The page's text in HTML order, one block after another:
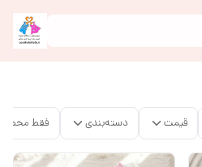
قیمت دسته‌بندی فقط